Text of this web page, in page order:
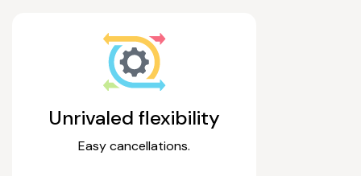
Unrivaled flexibility
Easy cancellations.